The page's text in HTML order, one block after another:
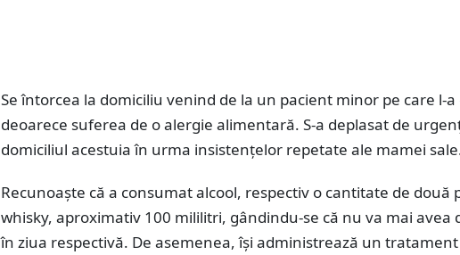
Se întorcea la domiciliu venind de la un pacient minor pe care l-
deoarece suferea de o alergie alimentară. S-a deplasat de
domiciliul acestuia în urma insistențelor repetate ale mamei
Recunoaşte că a consumat alcool, respectiv o cantitate de două
whisky, aproximativ 100 mililitri, gândindu-se că nu va mai avea
în ziua respectivă. De asemenea, își administrează un